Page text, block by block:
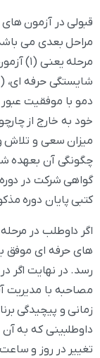
قبولی در آزمون های
مراحل بعدی می
دمو با موفقیت
خود به خارج از
میزان سعی و تلاش
چگونگی آن بعهده
کتبی پایان دوره
اگر داوطلب در
های حرفه ای موفق
رسد. در نهایت اگر
مصاحبه با
زمانی و پیچیدگی
داوطلبینی که به آن
تغییر در روز و